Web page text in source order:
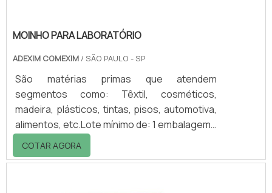
MOINHO PARA LABORATÓRIO
ADEXIM COMEXIM / SÃO PAULO - SP
São matérias primas que atendem
segmentos como: Têxtil, cosméticos,
madeira, plásticos, tintas, pisos, automotiva,
alimentos, etc.Lote mínimo de: 1 embalagem -
20kgUso do moinho para laboratórioO
moinho para laboratório é ideal para
COTAR AGORA